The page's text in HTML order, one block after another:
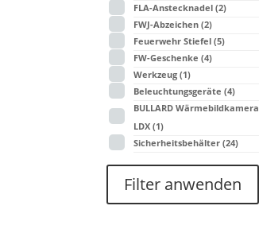
FLA-Anstecknadel (2)
FWJ-Abzeichen (2)
Feuerwehr Stiefel (5)
FW-Geschenke (4)
Werkzeug (1)
Beleuchtungsgeräte (4)
BULLARD Wärmebildkamera
LDX (1)
Sicherheitsbehälter (24)
Filter anwenden